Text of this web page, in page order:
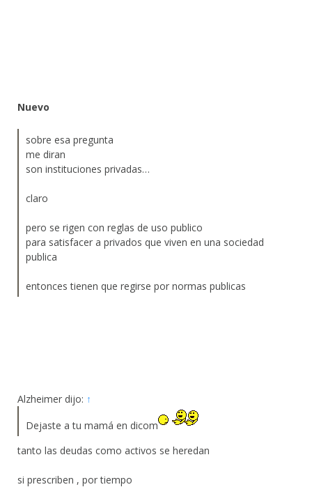
Nuevo
sobre esa pregunta
me diran
son instituciones privadas…
claro
pero se rigen con reglas de uso publico
para satisfacer a privados que viven en una sociedad
publica
entonces tienen que regirse por normas publicas
Alzheimer dijo: ↑
Dejaste a tu mamá en dicom
tanto las deudas como activos se heredan
si prescriben , por tiempo